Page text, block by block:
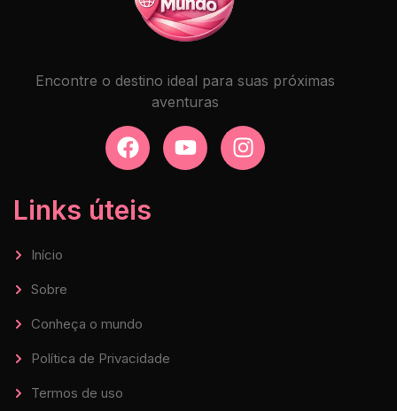
Encontre o destino ideal para suas próximas
aventuras
Links úteis
Início
Sobre
Conheça o mundo
Política de Privacidade
Termos de uso